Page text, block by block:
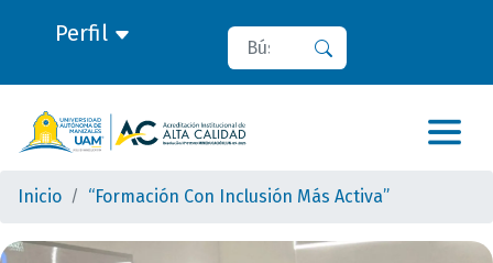
Perfil Buscar
Inicio “Formación Con Inclusión Más Activa”